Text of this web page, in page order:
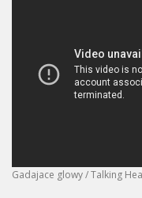
Gadajace glowy / Talking